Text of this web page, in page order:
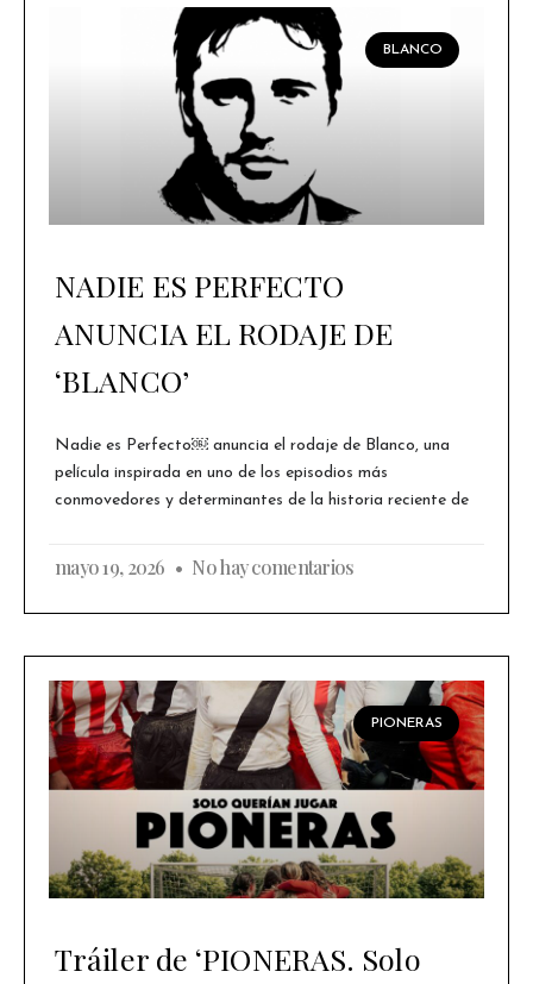
BLANCO
NADIE ES PERFECTO
ANUNCIA EL RODAJE DE
‘BLANCO’
Nadie es Perfecto￼ anuncia el rodaje de Blanco, una
película inspirada en uno de los episodios más
conmovedores y determinantes de la historia reciente de
mayo 19, 2026 No hay comentarios
PIONERAS
Tráiler de ‘PIONERAS. Solo